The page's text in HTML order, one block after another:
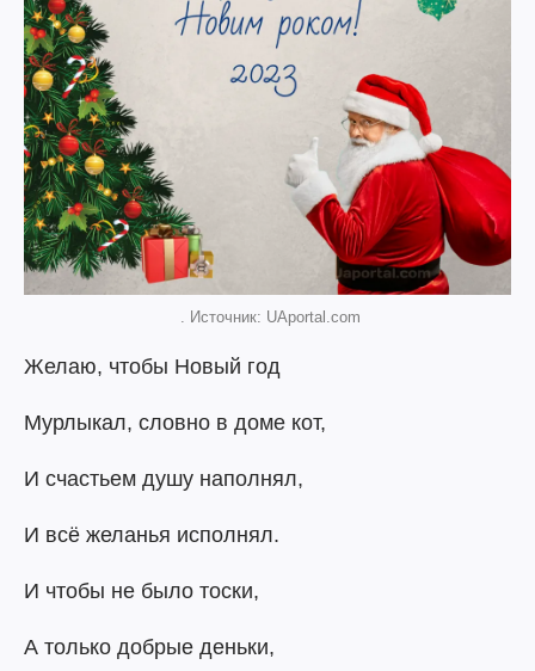
. Источник: UAportal.com
Желаю, чтобы Новый год
Мурлыкал, словно в доме кот,
И счастьем душу наполнял,
И всё желанья исполнял.
И чтобы не было тоски,
А только добрые деньки,